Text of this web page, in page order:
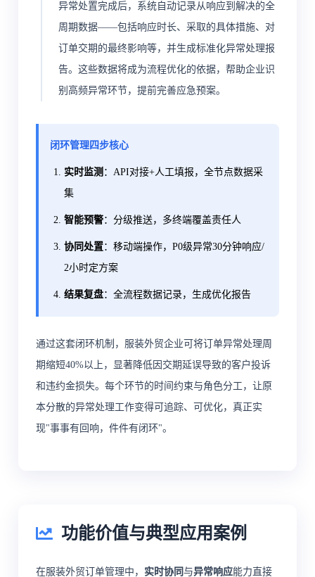
异常处置完成后，系统自动记录从响应到解决的全
周期数据——包括响应时长、采取的具体措施、对
订单交期的最终影响等，并生成标准化异常处理报
告。这些数据将成为流程优化的依据，帮助企业识
别高频异常环节，提前完善应急预案。
闭环管理四步核心
实时监测 ：API对接+人工填报，全节点数据采
集
智能预警：分级推送，多终端覆盖责任人
协同处置：移动端操作，P0级异常30分钟响应/
2小时定方案
结果复盘：全流程数据记录，生成优化报告
通过这套闭环机制，服装外贸企业可将订单异常处理周
期缩短40%以上，显著降低因交期延误导致的客户投诉
和违约金损失。每个环节的时间约束与角色分工，让原
本分散的异常处理工作变得可追踪、可优化，真正实
现"事事有回响，件件有闭环"。
功能价值与典型应用案例
在服装外贸订单管理中， 实时协同与异常响应能力直接